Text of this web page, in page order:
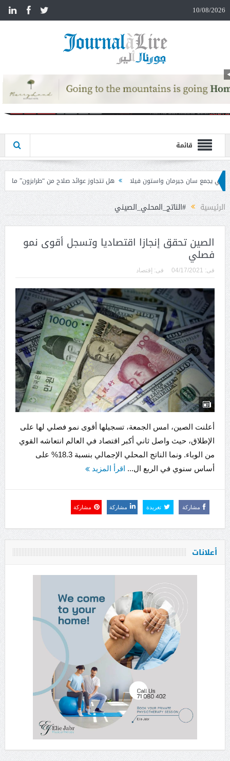
10/08/2026
قائمة
فيلا هل تتجاوز عوائد صلاح من “طرابزون” ما كان يتقاضاه في ليفربول؟
الرئيسية #الناتج_المحلي_الصيني
الصين تحقق إنجازا اقتصاديا وتسجل أقوى نمو
فصلي
فى: 04/17/2021 فى: إقتصاد
أعلنت الصين، امس الجمعة، تسجيلها أقوى نمو فصلي لها على
الإطلاق، حيث واصل ثاني أكبر اقتصاد في العالم انتعاشه القوي
من الوباء. ونما الناتج المحلي الإجمالي بنسبة 18.3% على
أساس سنوي في الربع ال... اقرأ المزيد
مشاركة تغريدة مشاركة مشاركة
أعلانات